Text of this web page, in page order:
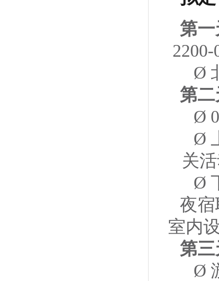
第一
2200-
Ø
第二
Ø
Ø
关
Ø
夜
室内
第三
Ø